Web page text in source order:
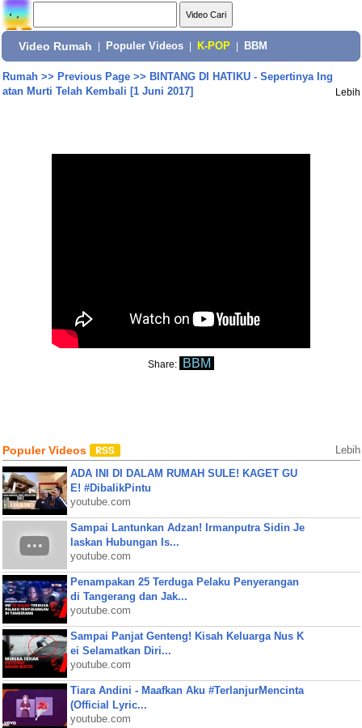
Video Rumah Populer Videos K-POP BBM
Rumah>> Previous Page>> BINTANG DI HATIKU - Sepertinya Ing
atan Murti Telah Kembali [1 Juni 2017]
Lebih
Share: BBM
Populer Videos Lebih
ADA INI DI DALAM RUMAH SULE! KAGET GU
E! #DibalikPintu
youtube.com
Sampai Lantunkan Adzan! Irmanputra Sidin Je
laskan Hubungan Is...
youtube.com
Penampakan 25 Terduga Pelaku Penyerangan
di Tangerang dan Jak...
youtube.com
Sampai Panjat Genteng! Kisah Keluarga Nus K
ei Selamatkan Diri...
youtube.com
Tiara Andini - Maafkan Aku #TerlanjurMencinta
(Official Lyric...
youtube.com